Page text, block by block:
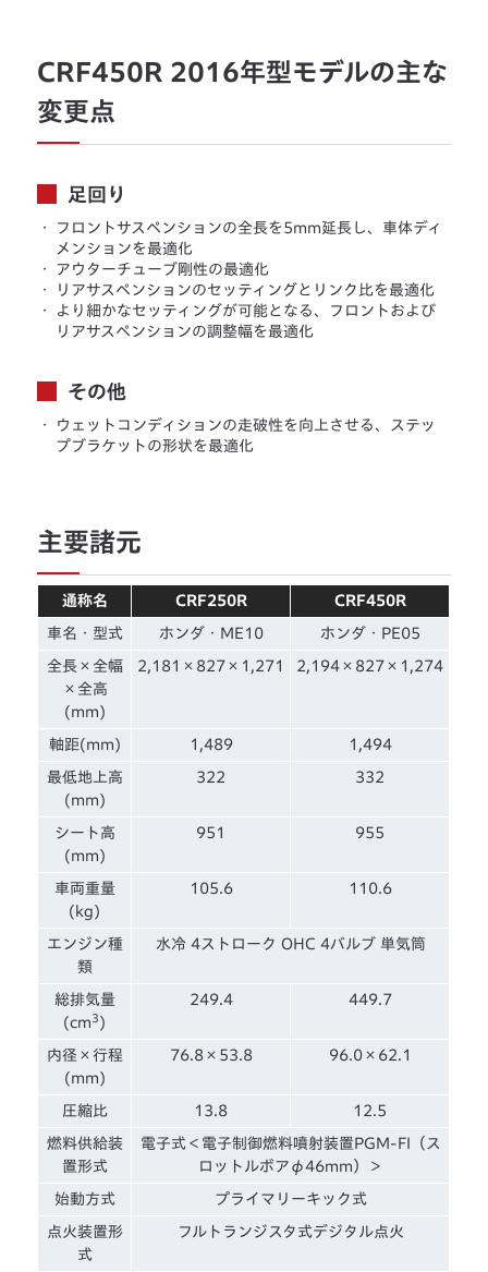
CRF450R 2016年型モデルの主な
変更点
足回り
・
フロントサスペンションの全長を5mm延長し、車体ディ
メンションを最適化
・
アウターチューブ剛性の最適化
・
リアサスペンションのセッティングとリンク比を最適化
・
より細かなセッティングが可能となる、フロントおよび
リアサスペンションの調整幅を最適化
その他
・
ウェットコンディションの走破性を向上させる、ステッ
プブラケットの形状を最適化
主要諸元
通称名 CRF250R CRF450R
車名・型式 ホンダ・ME10 ホンダ・PE05
全長×全幅
×全高
(mm)
2,181×827×1,271 2,194×827×1,274
軸距(mm) 1,489 1,494
最低地上高
(mm)
322 332
シート高
(mm)
951 955
車両重量
(kg)
105.6 110.6
エンジン種
類
水冷 4ストローク OHC 4バルブ 単気筒
総排気量
(cm 3 )
249.4 449.7
内径×行程
(mm)
76.8×53.8 96.0×62.1
圧縮比 13.8 12.5
燃料供給装
置形式
電子式＜電子制御燃料噴射装置PGM-FI（ス
ロットルボアφ46mm）＞
始動方式 プライマリーキック式
点火装置形
式
フルトランジスタ式デジタル点火